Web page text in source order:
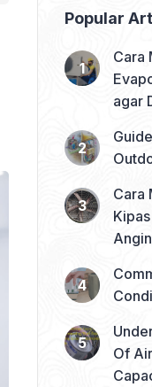
Popular
Cara
agar
Cara
Of